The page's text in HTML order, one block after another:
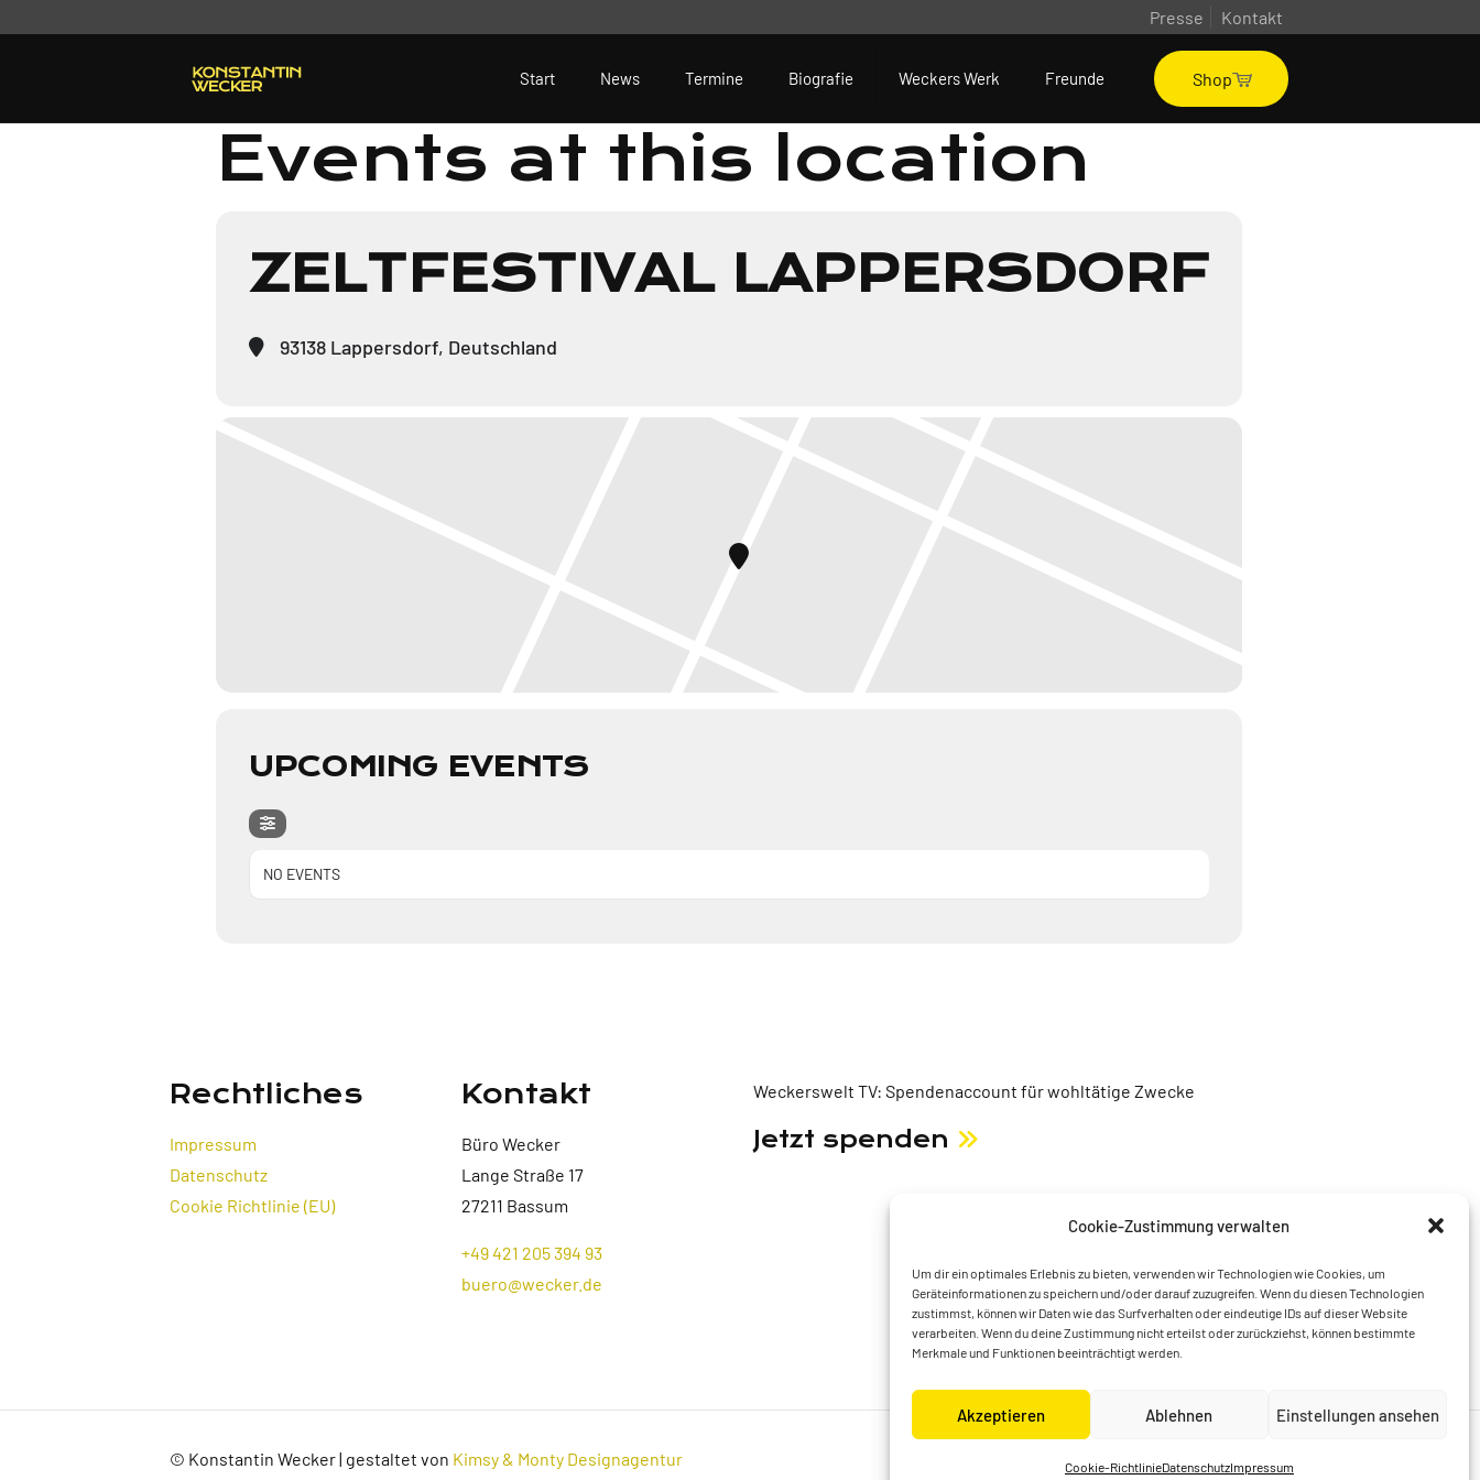
Cookie-Zustimmung verwalten
Um dir ein optimales Erlebnis zu bieten, verwenden wir Technologien wie Cookies, um
Geräteinformationen zu speichern und/oder darauf zuzugreifen. Wenn du diesen Technologien
zustimmst, können wir Daten wie das Surfverhalten oder eindeutige IDs auf dieser Website
verarbeiten. Wenn du deine Zustimmung nicht erteilst oder zurückziehst, können bestimmte
Merkmale und Funktionen beeinträchtigt werden.
Akzeptieren Ablehnen Einstellungen ansehen
Cookie-RichtlinieDatenschutzImpressum
Presse Kontakt
Start News Termine Biografie Weckers Werk Freunde Shop
Events at this location
ZELTFESTIVAL LAPPERSDORF
93138 Lappersdorf, Deutschland
UPCOMING EVENTS
NO EVENTS
Rechtliches
Impressum
Datenschutz
Cookie Richtlinie (EU)
Kontakt
Büro Wecker
Lange Straße 17
27211 Bassum
+49 421 205 394 93
buero@wecker.de
Weckerswelt TV: Spendenaccount für wohltätige Zwecke
Jetzt spenden
© Konstantin Wecker | gestaltet von Kimsy & Monty Designagentur